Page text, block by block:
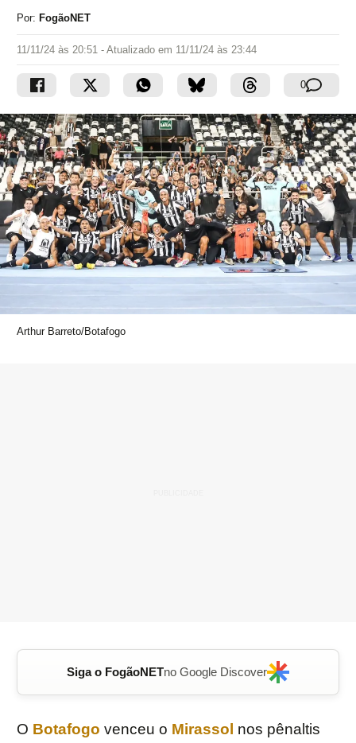
Por: FogãoNET
11/11/24 às 20:51 - Atualizado em 11/11/24 às 23:44
0
Arthur Barreto/Botafogo
Siga o FogãoNETno Google Discover
O Botafogo venceu o Mirassol nos pênaltis